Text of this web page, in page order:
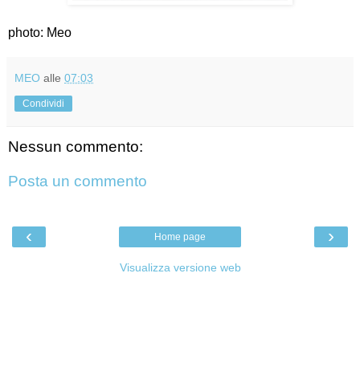
photo: Meo
MEO alle 07:03
Condividi
Nessun commento:
Posta un commento
‹ ›
Home page
Visualizza versione web